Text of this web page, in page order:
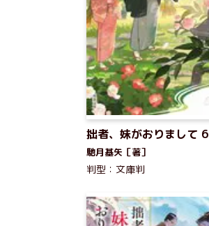
拙者、妹がおりまして 6
馳月基矢［著］
判型：文庫判